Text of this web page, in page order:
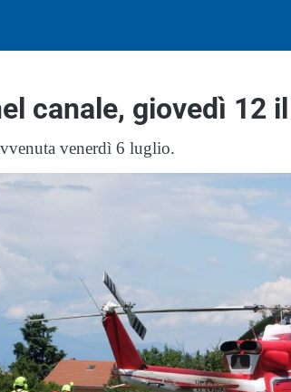
canale, giovedì 12
venerdì 6 luglio.